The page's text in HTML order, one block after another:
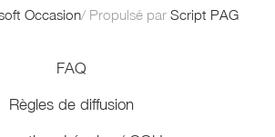
Occasion/ Propulsé par Script PAG
FAQ
Règles de diffusion